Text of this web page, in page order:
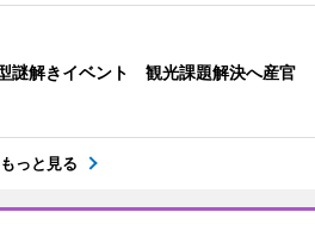
謎解きイベント 観光課題解決へ産官
もっと見る